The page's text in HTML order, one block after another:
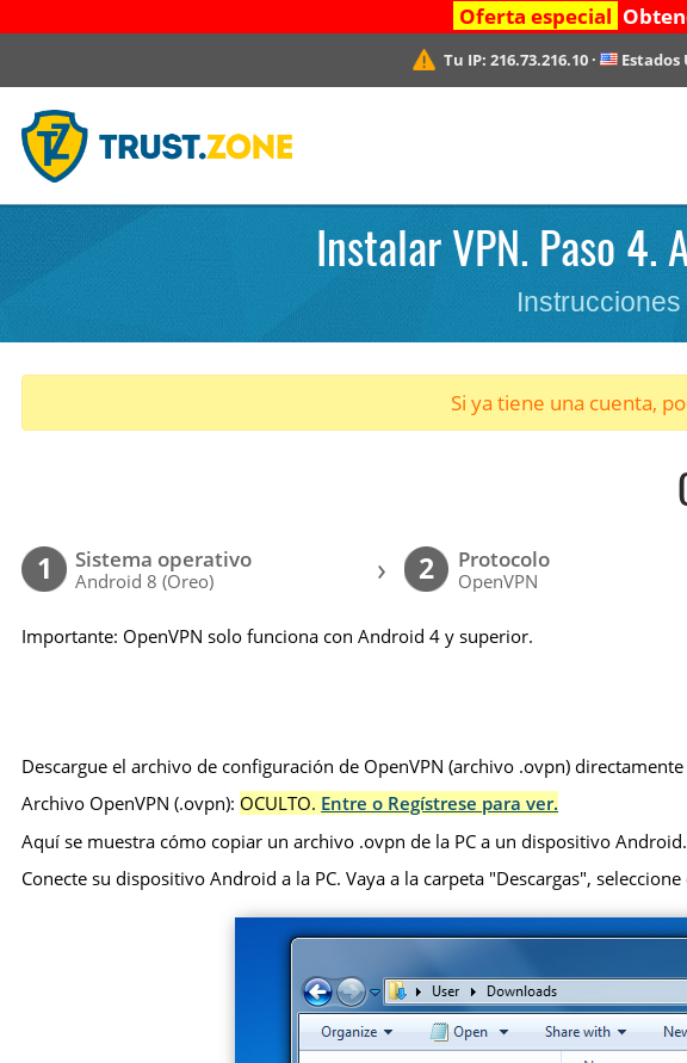
Oferta especial
Tu IP:216.73.216.10 · Estados
Instalar VPN. Paso 4.
Si ya tiene una cuenta,
1 Sistema operativo
Android 8 (Oreo) › 2 Protocolo
OpenVPN
Importante: OpenVPN solo funciona con Android 4 y superior.
Descargue el archivo de configuración de OpenVPN (archivo .ovpn)
Archivo OpenVPN (.ovpn): OCULTO. Entre o Regístrese para ver.
Aquí se muestra cómo copiar un archivo .ovpn de la PC a un dispositivo Android.
Conecte su dispositivo Android a la PC. Vaya a la carpeta "Descargas",